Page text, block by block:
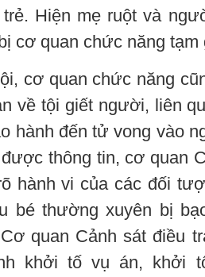
trẻ. Hiện mẹ ruột và
cơ quan chức năng tạm
cơ quan chức năng
về tội giết người, liên
hành đến tử vong vào
thông tin, cơ quan
hành vi của các đối
bé thường xuyên bị
quan Cảnh sát điều
khởi tố vụ án, khởi